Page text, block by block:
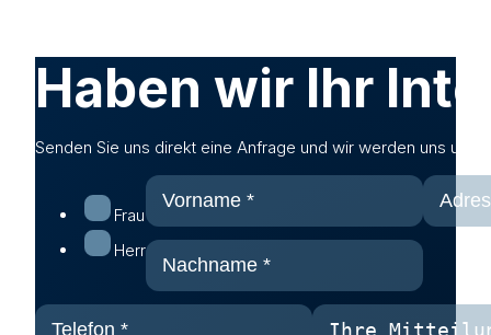
Haben wir Ihr
Senden Sie uns direkt eine Anfrage und wir werden uns
Frau
Herr